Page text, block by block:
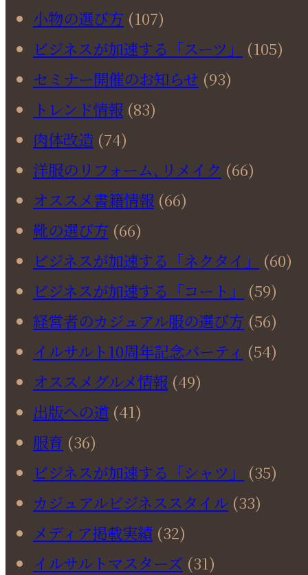
小物の選び方 (107)
ビジネスが加速する「スーツ」
(105)
セミナー開催のお知らせ (93)
トレンド情報 (83)
肉体改造 (74)
洋服のリフォーム､リメイク (66)
オススメ書籍情報 (66)
靴の選び方 (66)
ビジネスが加速する「ネクタイ」
(60)
ビジネスが加速する「コート」
(59)
経営者のカジュアル服の選び方 (56)
イルサルト10周年記念パーティ (54)
オススメグルメ情報 (49)
出版への道 (41)
服育 (36)
ビジネスが加速する「シャツ」
(35)
カジュアルビジネススタイル (33)
メディア掲載実績 (32)
イルサルトマスターズ (31)